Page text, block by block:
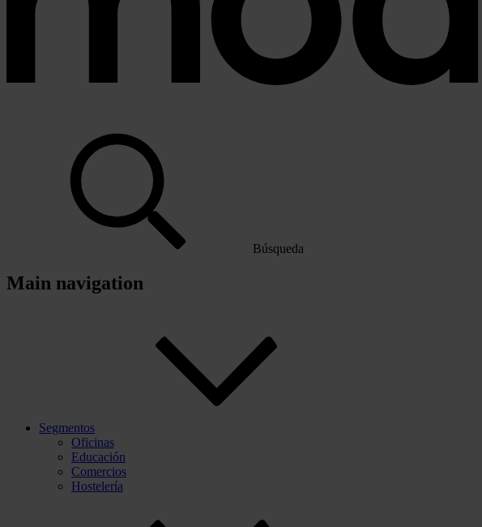
Búsqueda
Main navigation
Segmentos
Oficinas
Educación
Comercios
Hostelería